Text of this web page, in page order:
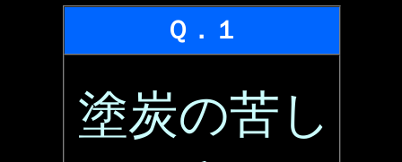
Ｑ．１
塗炭の苦し